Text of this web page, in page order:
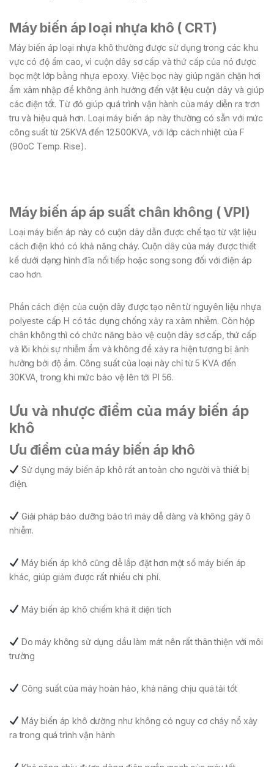
Máy biến áp loại nhựa khô ( CRT)
Máy biến áp loại nhựa khô thường được sử dụng trong các khu
vực có độ ẩm cao, vì cuộn dây sơ cấp và thứ cấp của nó được
bọc một lớp bằng nhựa epoxy. Việc bọc này giúp ngăn chặn hơi
ẩm xâm nhập để không ảnh hưởng đến vật liệu cuộn dây và giúp
các điện tốt. Từ đó giúp quá trình vận hành của máy diễn ra trơn
tru và hiệu quả hơn. Loại máy biến áp này thường có sẵn với mức
công suất từ 25KVA đến 12.500KVA, với lớp cách nhiệt của F
(90oC Temp. Rise).
Máy biến áp áp suất chân không ( VPI)
Loại máy biến áp này có cuộn dây dẫn được chế tạo từ vật liệu
cách điện khó có khả năng cháy. Cuộn dây của máy được thiết
kế dưới dạng hình đĩa nối tiếp hoặc song song đối với điện áp
cao hơn.
Phần cách điện của cuộn dây được tạo nên từ nguyên liệu nhựa
polyeste cấp H có tác dụng chống xảy ra xâm nhiễm. Còn hộp
chân không thì có chức năng bảo vệ cuộn dây sơ cấp, thứ cấp
và lõi khỏi sự nhiễm ẩm và không để xảy ra hiện tượng bị ảnh
hưởng bởi độ ẩm. Công suất của loại này chỉ từ 5 KVA đến
30KVA, trong khi mức bảo vệ lên tới PI 56.
Ưu và nhược điểm của máy biến áp
khô
Ưu điểm của máy biến áp khô
Sử dụng máy biến áp khô rất an toàn cho người và thiết bị
điện.
Giải pháp bảo dưỡng bảo trì máy dễ dàng và không gây ô
nhiễm.
Máy biến áp khô cũng dễ lắp đặt hơn một số máy biến áp
khác, giúp giảm được rất nhiều chi phí.
Máy biến áp khô chiếm khá ít diện tích
Do máy không sử dụng dầu làm mát nên rất thân thiện với môi
trường
Công suất của máy hoàn hảo, khả năng chịu quá tải tốt
Máy biến áp khô dường như không có nguy cơ cháy nổ xảy
ra trong quá trình vận hành